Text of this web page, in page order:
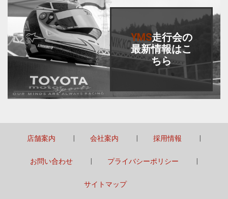
YMS走行会の
最新情報はこ
ちら
店舗案内 会社案内 採用情報
お問い合わせ プライバシーポリシー
サイトマップ